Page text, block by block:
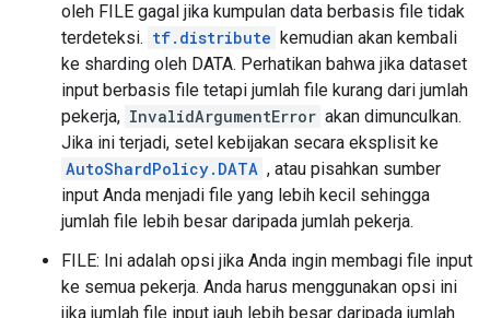
oleh FILE gagal jika kumpulan data berbasis file tidak
terdeteksi. tf.distribute kemudian akan kembali
ke sharding oleh DATA. Perhatikan bahwa jika dataset
input berbasis file tetapi jumlah file kurang dari jumlah
pekerja, InvalidArgumentError akan dimunculkan.
Jika ini terjadi, setel kebijakan secara eksplisit ke
AutoShardPolicy.DATA , atau pisahkan sumber
input Anda menjadi file yang lebih kecil sehingga
jumlah file lebih besar daripada jumlah pekerja.
FILE: Ini adalah opsi jika Anda ingin membagi file input
ke semua pekerja. Anda harus menggunakan opsi ini
jika jumlah file input jauh lebih besar daripada jumlah